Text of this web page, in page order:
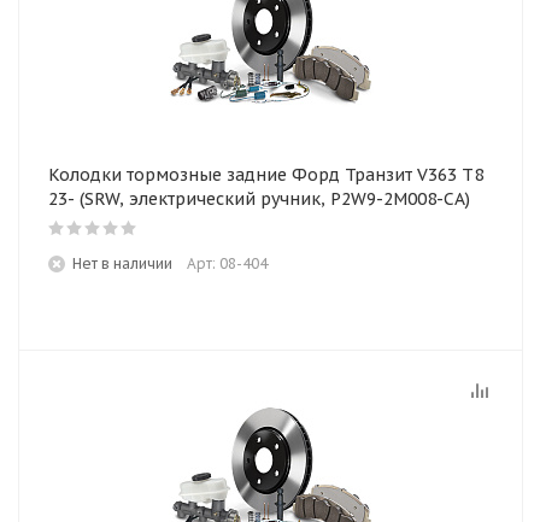
Колодки тормозные задние Форд Транзит V363 T8
23- (SRW, электрический ручник, P2W9-2M008-CA)
Нет в наличии Арт: 08-404